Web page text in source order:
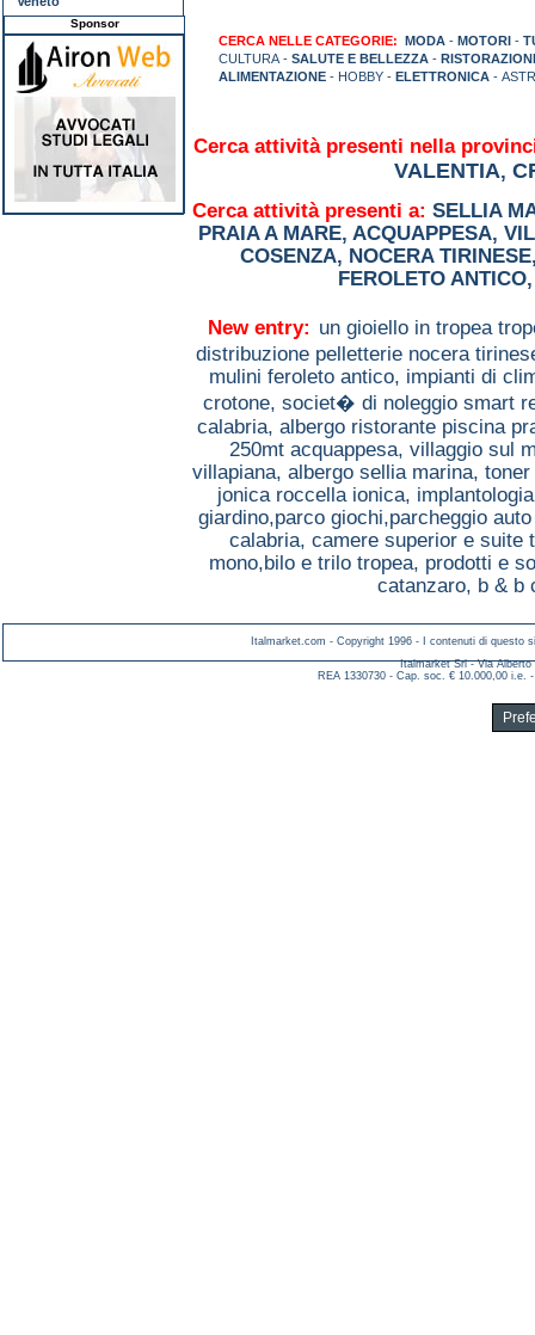
CERCA NELLE CATEGORIE: MODA - MOTORI -
CULTURA - SALUTE E BELLEZZA -
ALIMENTAZIONE - HOBBY - ELETTRONICA -
Cerca attività presenti nella
VALENTIA,
Cerca attività presenti a: SELLIA
PRAIA A MARE, ACQUAPPESA,
COSENZA, NOCERA TIRINESE
FEROLETO ANTICO
New entry: un gioiello in tropea
distribuzione pelletterie nocera
mulini feroleto antico, impianti di
crotone, societ� di noleggio smart
calabria, albergo ristorante piscina
250mt acquappesa, villaggio sul
villapiana, albergo sellia marina,
jonica roccella ionica,
giardino,parco giochi,parcheggio
calabria, camere superior e suite
mono,bilo e trilo tropea, prodotti e
catanzaro, b & b
Sponsor
Italmarket.com - Copyright 1996 - I contenuti di questo
Italmarket Srl - Via Alberto
REA 1330730 - Cap. soc. € 10.000,00 i.e.